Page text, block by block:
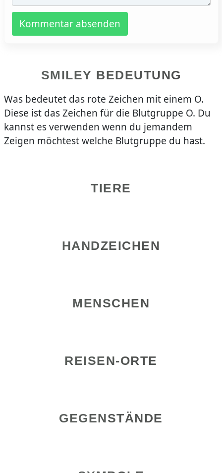
Kommentar absenden
SMILEY BEDEUTUNG
Was bedeutet das rote Zeichen mit einem O.
Diese ist das Zeichen für die Blutgruppe O. Du
kannst es verwenden wenn du jemandem
Zeigen möchtest welche Blutgruppe du hast.
TIERE
HANDZEICHEN
MENSCHEN
REISEN-ORTE
GEGENSTÄNDE